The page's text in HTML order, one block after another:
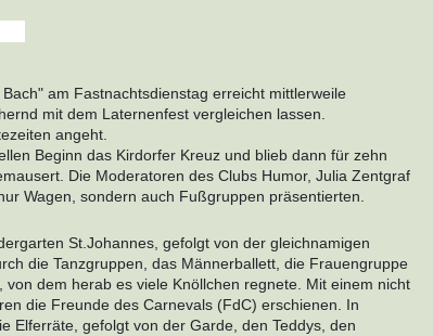
am Fastnachtsdienstag erreicht mittlerweile
mit dem Laternenfest vergleichen lassen.
angeht.
Beginn das Kirdorfer Kreuz und blieb dann für zehn
Die Moderatoren des Clubs Humor, Julia Zentgraf
Wagen, sondern auch Fußgruppen präsentierten.
St.Johannes, gefolgt von der gleichnamigen
die Tanzgruppen, das Männerballett, die Frauengruppe
von dem herab es viele Knöllchen regnete. Mit einem nicht
die Freunde des Carnevals (FdC) erschienen. In
Elferräte, gefolgt von der Garde, den Teddys, den